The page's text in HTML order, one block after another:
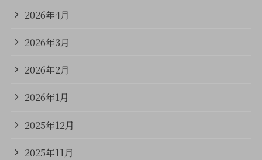
2026年4月
2026年3月
2026年2月
2026年1月
2025年12月
2025年11月